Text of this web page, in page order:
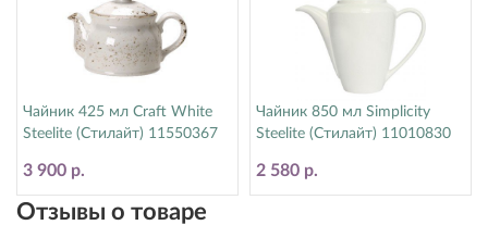
Чайник 425 мл Craft White
Steelite (Стилайт) 11550367
3 900 р.
Чайник 850 мл Simplicity
Steelite (Стилайт) 11010830
2 580 р.
Отзывы о товаре